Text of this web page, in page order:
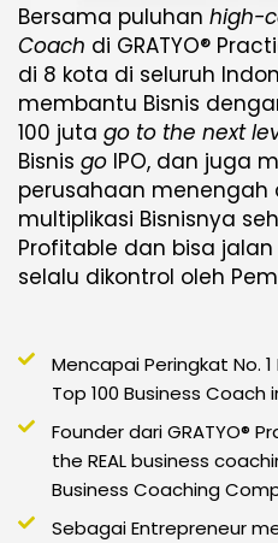
Bersama puluhan high-
Coach di GRATYO®
di 8 kota di seluruh
membantu Bisnis
100 juta go to the next
Bisnis go IPO, dan juga
perusahaan menengah
multiplikasi Bisnisnya
Profitable dan bisa
selalu dikontrol oleh
Mencapai Peringkat No.
Top 100 Business Coach
Founder dari GRATYO®
the REAL business
Business Coaching
Sebagai Entrepreneur